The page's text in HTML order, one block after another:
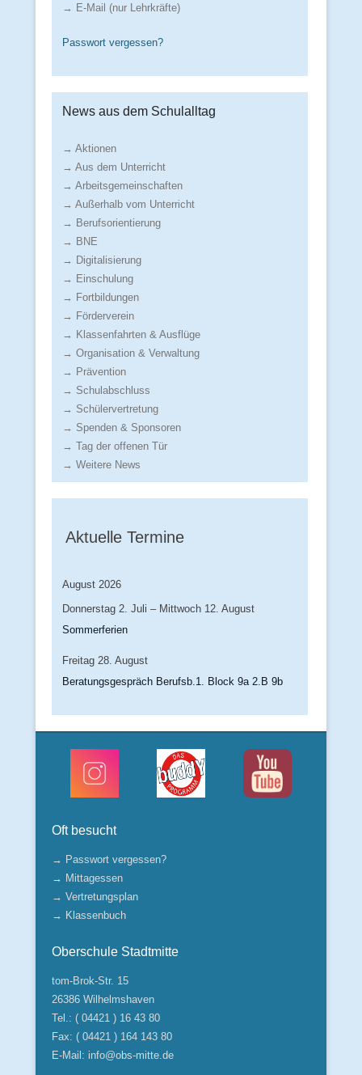
→ E-Mail (nur Lehrkräfte)
Passwort vergessen?
News aus dem Schulalltag
→ Aktionen
→ Aus dem Unterricht
→ Arbeitsgemeinschaften
→ Außerhalb vom Unterricht
→ Berufsorientierung
→ BNE
→ Digitalisierung
→ Einschulung
→ Fortbildungen
→ Förderverein
→ Klassenfahrten & Ausflüge
→ Organisation & Verwaltung
→ Prävention
→ Schulabschluss
→ Schülervertretung
→ Spenden & Sponsoren
→ Tag der offenen Tür
→ Weitere News
Aktuelle Termine
August 2026
Donnerstag 2. Juli – Mittwoch 12. August
Sommerferien
Freitag 28. August
Beratungsgespräch Berufsb.1. Block 9a 2.B 9b
Oft besucht
→ Passwort vergessen?
→ Mittagessen
→ Vertretungsplan
→ Klassenbuch
Oberschule Stadtmitte
tom-Brok-Str. 15
26386 Wilhelmshaven
Tel.: ( 04421 ) 16 43 80
Fax: ( 04421 ) 164 143 80
E-Mail: info@obs-mitte.de